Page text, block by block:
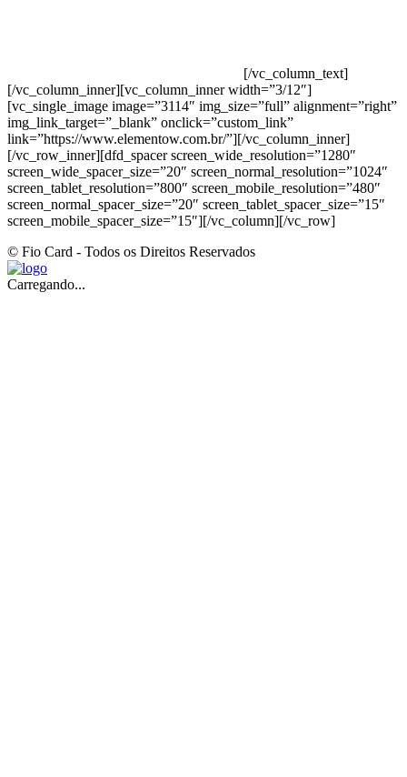
[/vc_column_text]
[/vc_column_inner][vc_column_inner width=”3/12″]
[vc_single_image image=”3114″ img_size=”full” alignment=”right”
img_link_target=”_blank” onclick=”custom_link”
link=”https://www.elementow.com.br/”][/vc_column_inner]
[/vc_row_inner][dfd_spacer screen_wide_resolution=”1280″
screen_wide_spacer_size=”20″ screen_normal_resolution=”1024″
screen_tablet_resolution=”800″ screen_mobile_resolution=”480″
screen_normal_spacer_size=”20″ screen_tablet_spacer_size=”15″
screen_mobile_spacer_size=”15″][/vc_column][/vc_row]
© Fio Card - Todos os Direitos Reservados
Carregando...